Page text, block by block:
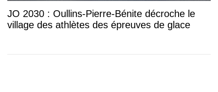
JO 2030 : Oullins-Pierre-Bénite décroche le
village des athlètes des épreuves de glace